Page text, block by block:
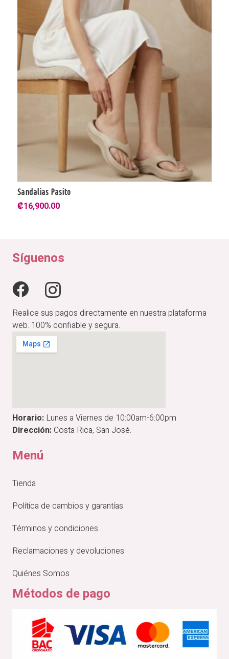
Sandalias Pasito
₡16,900.00
Síguenos
Realice sus pagos directamente en nuestra plataforma
web. 100% confiable y segura.
Horario: Lunes a Viernes de 10:00am-6:00pm
Dirección:Costa Rica, San José.
Menú
Tienda
Política de cambios y garantías
Términos y condiciones
Reclamaciones y devoluciones
Quiénes Somos
Métodos de pago